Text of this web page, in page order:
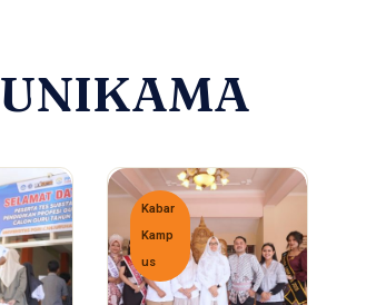
UNIKAMA
Kabar
Kamp
us